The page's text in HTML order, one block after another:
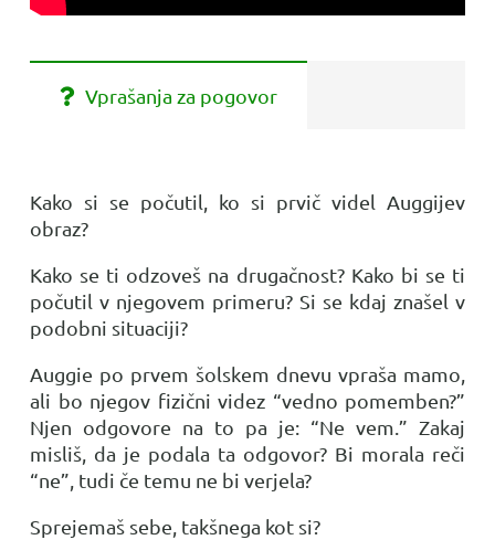
Vprašanja za pogovor
Kako si se počutil, ko si prvič videl Auggijev
obraz?
Kako se ti odzoveš na drugačnost? Kako bi se ti
počutil v njegovem primeru? Si se kdaj znašel v
podobni situaciji?
Auggie po prvem šolskem dnevu vpraša mamo,
ali bo njegov fizični videz “vedno pomemben?”
Njen odgovore na to pa je: “Ne vem.” Zakaj
misliš, da je podala ta odgovor? Bi morala reči
“ne”, tudi če temu ne bi verjela?
Sprejemaš sebe, takšnega kot si?